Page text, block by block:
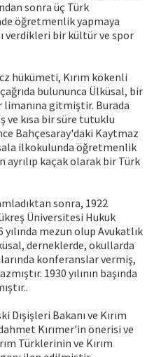
sonra üç Türk
öğretmenlik yapmaya
verdikleri bir kültür ve spor
hükümeti, Kırım kökenli
bulununca Ülküsal, bir
limanına gitmiştir. Burada
ve kısa bir süre tutuklu
Bahçesaray'daki Kaytmaz
ilkokulunda öğretmenlik
ayrılıp kaçak olarak bir Türk
sonra, 1922
Üniversitesi Hukuk
mezun olup Avukatlık
derneklerde, okullarda
konferanslar vermiş,
1930 yılının başında
Bakanı ve Kırım
Kırımer'in önerisi ve
Türklerinin ve Kırım